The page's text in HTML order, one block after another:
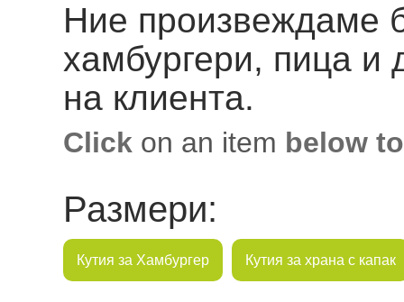
Ние произвеждаме
хамбургери, пица и
на клиента.
Click on an item below
Размери:
Кутия за Хамбургер Кутия за храна с капак